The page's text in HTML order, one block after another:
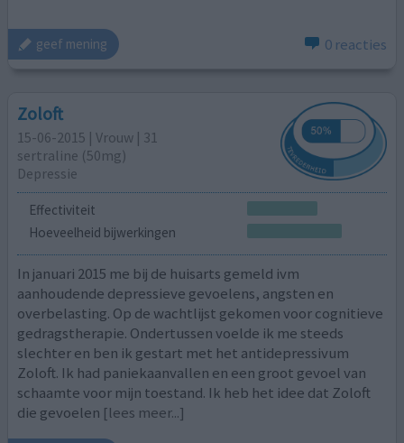
geef mening 0 reacties
Zoloft
15-06-2015 | Vrouw | 31
sertraline (50mg)
Depressie
Effectiviteit
Hoeveelheid bijwerkingen
In januari 2015 me bij de huisarts gemeld ivm
aanhoudende depressieve gevoelens, angsten en
overbelasting. Op de wachtlijst gekomen voor cognitieve
gedragstherapie. Ondertussen voelde ik me steeds
slechter en ben ik gestart met het antidepressivum
Zoloft. Ik had paniekaanvallen en een groot gevoel van
schaamte voor mijn toestand. Ik heb het idee dat Zoloft
die gevoelen [lees meer...]